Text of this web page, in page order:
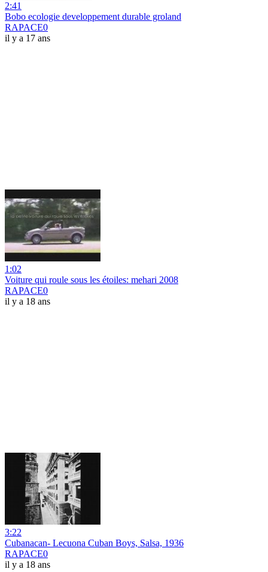
2:41
Bobo ecologie developpement durable groland
RAPACE0
il y a 17 ans
1:02
Voiture qui roule sous les étoiles: mehari 2008
RAPACE0
il y a 18 ans
3:22
Cubanacan- Lecuona Cuban Boys, Salsa, 1936
RAPACE0
il y a 18 ans